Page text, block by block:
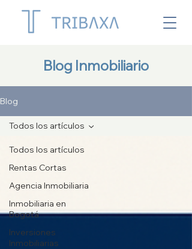
Blog Inmobiliario
Blog
Todos los artículos
Rentas Cortas
Agencia Inmobiliaria
Inmobiliaria en
Bogotá
Inversiones
Inmobiliarias
Todos los artículos